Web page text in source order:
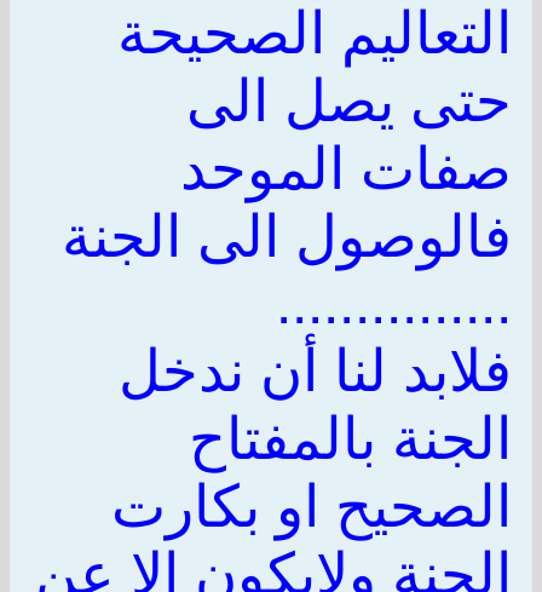
التعاليم الصحيحة
حتى يصل الى
صفات الموحد
فالوصول الى الجنة
...............
فلابد لنا أن ندخل
الجنة بالمفتاح
الصحيح او بكارت
الجنة ولايكون الا عن